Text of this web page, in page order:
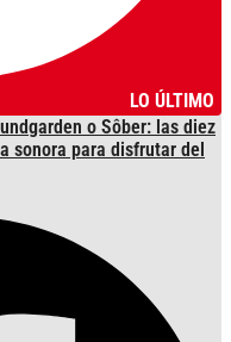
LO ÚLTIMO
o Sôber: las diez
sonora para disfrutar del